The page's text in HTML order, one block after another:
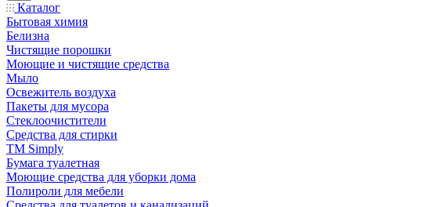
Каталог
Бытовая химия
Белизна
Чистящие порошки
Моющие и чистящие средства
Мыло
Освежитель воздуха
Пакеты для мусора
Стеклоочистители
Средства для стирки
TM Simply
Бумага туалетная
Моющие средства для уборки дома
Полироли для мебели